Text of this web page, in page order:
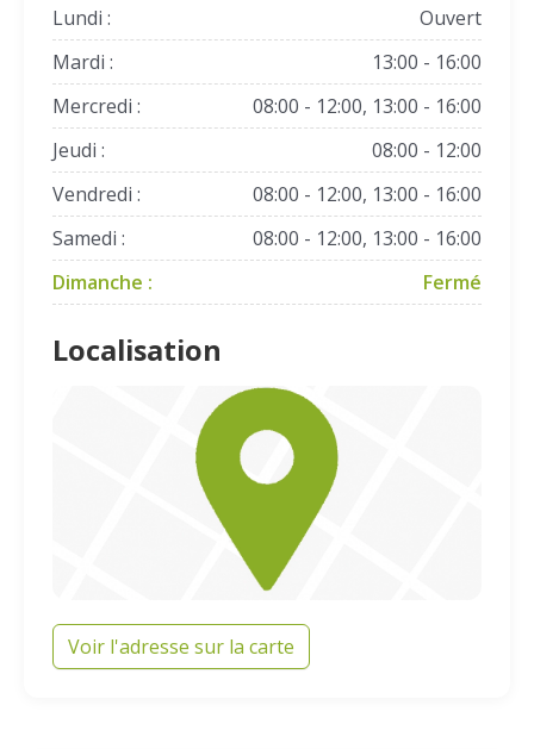
Lundi :
Ouvert
Mardi :
13:00 - 16:00
Mercredi :
08:00 - 12:00, 13:00 - 16:00
Jeudi :
08:00 - 12:00
Vendredi :
08:00 - 12:00, 13:00 - 16:00
Samedi :
08:00 - 12:00, 13:00 - 16:00
Dimanche :
Fermé
Localisation
Voir l'adresse sur la carte